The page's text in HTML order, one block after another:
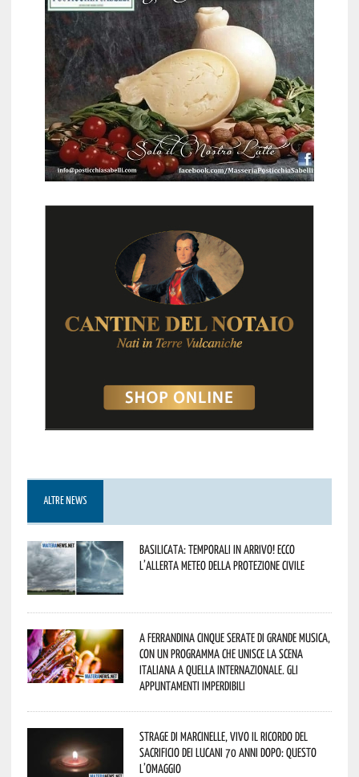
ALTRE NEWS
Basilicata: temporali in arrivo! Ecco
l’allerta meteo della Protezione civile
A Ferrandina cinque serate di grande musica,
con un programma che unisce la scena
italiana a quella internazionale. Gli
appuntamenti imperdibili
Strage di Marcinelle, vivo il ricordo del
sacrificio dei lucani 70 anni dopo: questo
l’omaggio